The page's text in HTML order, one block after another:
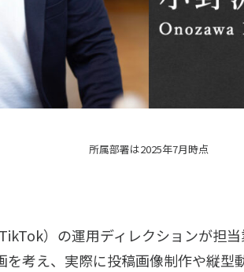
所属部署は2025年7月時点
）の運用ディレクションが担
を考え、実際に投稿画像制作や縦型